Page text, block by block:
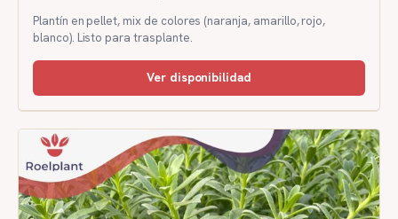
Plantín en pellet, mix de colores (naranja, amarillo, rojo,
blanco). Listo para trasplante.
Ver disponibilidad